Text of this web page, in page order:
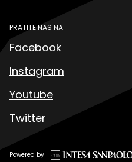
PRATITE NAS NA
Facebook
Instagram
Youtube
Twitter
Powered by